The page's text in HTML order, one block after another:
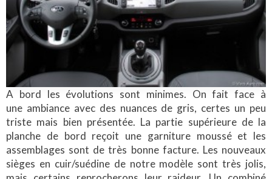
A bord les évolutions sont minimes. On fait face à
une ambiance avec des nuances de gris, certes un peu
triste mais bien présentée. La partie supérieure de la
planche de bord reçoit une garniture moussé et les
assemblages sont de très bonne facture. Les nouveaux
sièges en cuir/suédine de notre modèle sont très jolis,